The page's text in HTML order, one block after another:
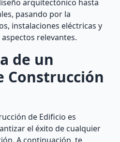
arquitectónico hasta
pasando por la
instalaciones eléctricas y
relevantes.
de un
Construcción
de Edificio es
el éxito de cualquier